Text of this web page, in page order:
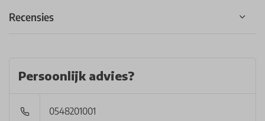
Recensies
Persoonlijk advies?
0548201001